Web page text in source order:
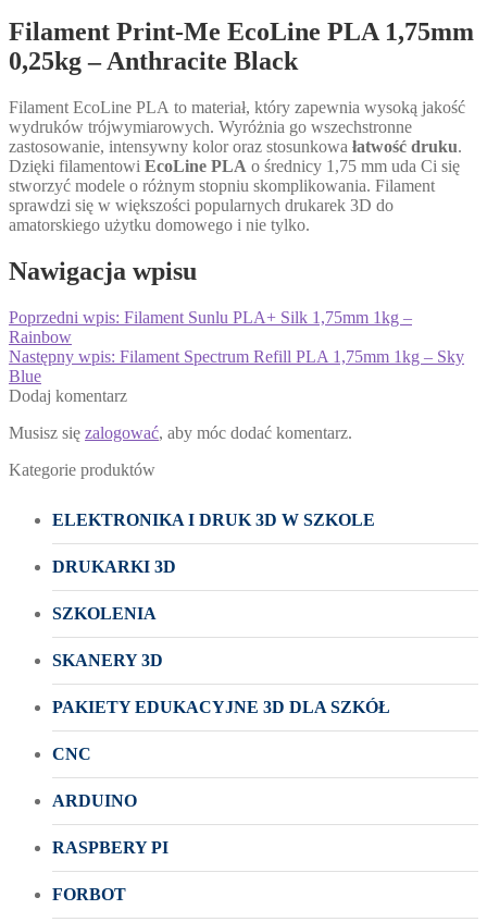
Filament Print-Me EcoLine PLA 1,75mm
0,25kg – Anthracite Black
Filament EcoLine PLA to materiał, który zapewnia wysoką jakość
wydruków trójwymiarowych. Wyróżnia go wszechstronne
zastosowanie, intensywny kolor oraz stosunkowa łatwość druku.
Dzięki filamentowi EcoLine PLA o średnicy 1,75 mm uda Ci się
stworzyć modele o różnym stopniu skomplikowania. Filament
sprawdzi się w większości popularnych drukarek 3D do
amatorskiego użytku domowego i nie tylko.
Nawigacja wpisu
Poprzedni wpis: Filament Sunlu PLA+ Silk 1,75mm 1kg –
Rainbow
Następny wpis: Filament Spectrum Refill PLA 1,75mm 1kg – Sky
Blue
Dodaj komentarz
Musisz się zalogować, aby móc dodać komentarz.
Kategorie produktów
ELEKTRONIKA I DRUK 3D W SZKOLE
DRUKARKI 3D
SZKOLENIA
SKANERY 3D
PAKIETY EDUKACYJNE 3D DLA SZKÓŁ
CNC
ARDUINO
RASPBERY PI
FORBOT